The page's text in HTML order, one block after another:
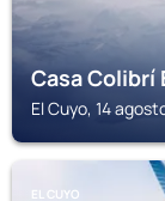
Casa Colibrí
El Cuyo, 14
EL CUYO